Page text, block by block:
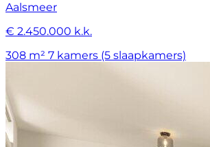
Aalsmeer
€ 2.450.000 k.k.
308 m² 7 kamers (5 slaapkamers)